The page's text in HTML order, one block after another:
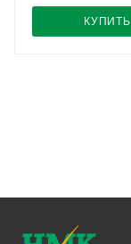
КУПИТЬ